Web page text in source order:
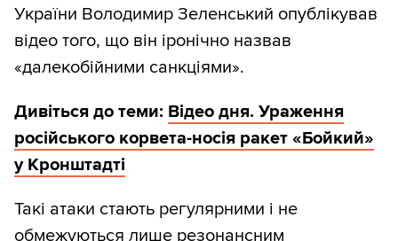
України Володимир Зеленський опублікував
відео того, що він іронічно назвав
«далекобійними санкціями».
Дивіться до теми: Відео дня. Ураження
російського корвета-носія ракет «Бойкий»
у Кронштадті
Такі атаки стають регулярними і не
обмежуються лише резонансним